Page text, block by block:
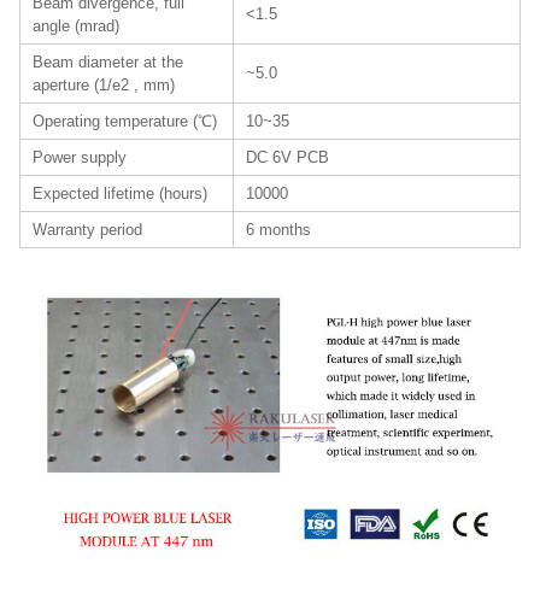
angle (mrad)
<1.5
Beam diameter at the
aperture (1/e2 , mm)
~5.0
Operating temperature (℃)
10~35
Power supply
DC 6V PCB
Expected lifetime (hours)
10000
Warranty period
6 months